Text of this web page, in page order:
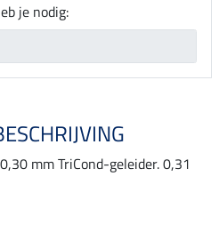
je nodig:
mm TriCond-geleider. 0,31